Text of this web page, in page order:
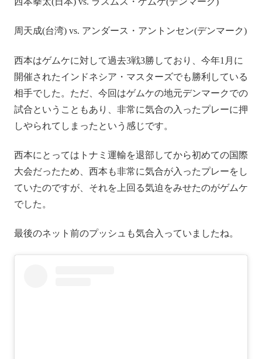
周天成(台湾) vs. アンダース・アントンセン(デンマーク)
西本はゲムケに対して過去3戦3勝しており、今年1月に
開催されたインドネシア・マスターズでも勝利している
相手でした。ただ、今回はゲムケの地元デンマークでの
試合ということもあり、非常に気合の入ったプレーに押
しやられてしまったという感じです。
西本にとってはトナミ運輸を退部してから初めての国際
大会だったため、西本も非常に気合が入ったプレーをし
ていたのですが、それを上回る気迫をみせたのがゲムケ
でした。
最後のネット前のプッシュも気合入っていましたね。